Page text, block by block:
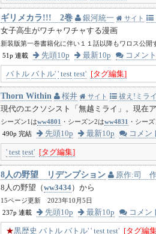
ギリメカラ!!! 2巻 銀河統一 サイト
女子高生がワチャワチャする漫画
新装版第一巻書籍化に伴い１１話以降もワロス公
51p 連載
先頭10p 最新10p コメント
バトル バトル' ' test test' [タグ編集]
Thorn Within 桜井 サイト
祓え!ミラ
現代のエクソシスト「無越ミライ」。現在
シーズン1はww4801 ・シーズン2はww4831 ・シー
490p 完結
先頭10p 最新10p コメン
' test test' [タグ編集]
8人の野望 リデンプション
原作:司
8人の野望（ww3434）から
15ページ更新 2023年10月5日
237p 連載
先頭10p 最新10p コメン
★黒歴史 バトル バトル' ' test test' [タグ編